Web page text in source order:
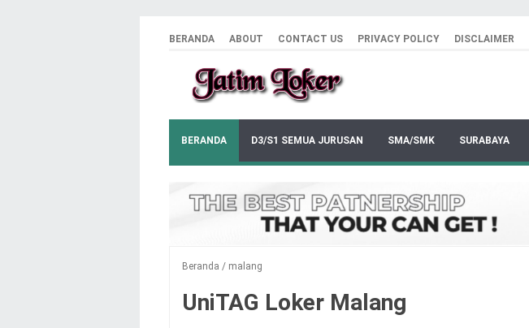
BERANDA ABOUT CONTACT US PRIVACY POLICY DISCLAIMER
BERANDA D3/S1 SEMUA JURUSAN SMA/SMK SURABAYA
Beranda / malang
UniTAG Loker Malang